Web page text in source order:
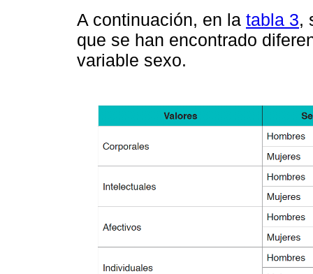
A continuación, en la tabla 3,
que se han encontrado
variable sexo.